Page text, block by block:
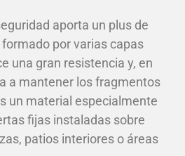
aporta un plus de
por varias capas
una gran resistencia y, en
a mantener los fragmentos
un material especialmente
fijas instaladas sobre
patios interiores o áreas